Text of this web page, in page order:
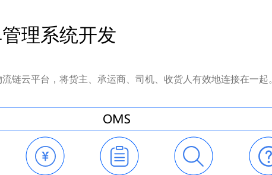
理系统开发
链云平台，将货主、承运商、司机、收货人有效地连接在一起。